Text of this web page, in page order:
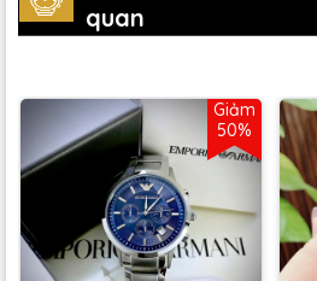
quan
Giảm
50%